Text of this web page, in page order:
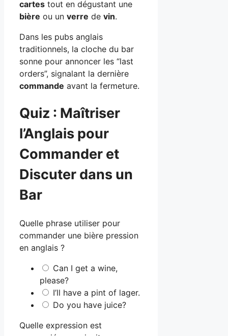
cartes tout en dégustant une
bière ou un verre de vin.
Dans les pubs anglais
traditionnels, la cloche du bar
sonne pour annoncer les “last
orders”, signalant la dernière
commande avant la fermeture.
Quiz : Maîtriser
l’Anglais pour
Commander et
Discuter dans un
Bar
Quelle phrase utiliser pour
commander une bière pression
en anglais ?
Can I get a wine,
please?
I’ll have a pint of lager.
Do you have juice?
Quelle expression est